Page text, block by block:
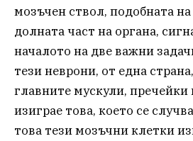
мозъчен ствол, подобната
долната част на органа,
началото на две важни
тези неврони, от една
главните мускули,
изиграе това, което се
това тези мозъчни клетки